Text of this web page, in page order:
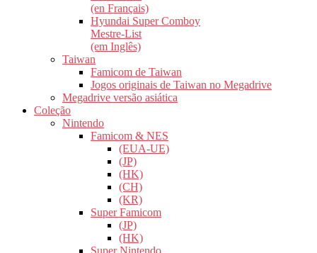
(en Français)
Hyundai Super Comboy
Mestre-List
(em Inglês)
Taiwan
Famicom de Taiwan
Jogos originais de Taiwan no Megadrive
Megadrive versão asiática
Coleção
Nintendo
Famicom & NES
(EUA-UE)
(JP)
(HK)
(CH)
(KR)
Super Famicom
(JP)
(HK)